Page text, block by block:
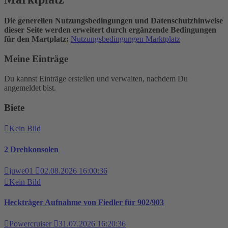
Die generellen Nutzungsbedingungen und Datenschutzhinweise
dieser Seite werden erweitert durch ergänzende Bedingungen
für den Martplatz: Nutzungsbedingungen Marktplatz
Meine Einträge
Du kannst Einträge erstellen und verwalten, nachdem Du
angemeldet bist.
Biete
Kein Bild
2 Drehkonsolen
juwe01
02.08.2026 16:00:36
Kein Bild
Heckträger Aufnahme von Fiedler für 902/903
Powercruiser 31.07.2026 16:20:36